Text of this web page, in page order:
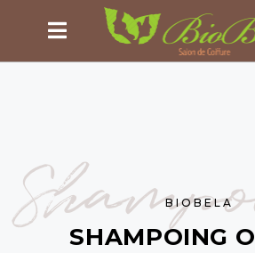
BIOBELA
SHAMPOING